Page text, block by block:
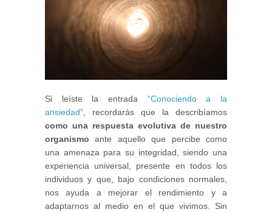
Si leíste la entrada “Conociendo a la
ansiedad”, recordarás que la describíamos
como una respuesta evolutiva de nuestro
organismo ante aquello que percibe como
una amenaza para su integridad, siendo una
experiencia universal, presente en todos los
individuos y que, bajo condiciones normales,
nos ayuda a mejorar el rendimiento y a
adaptarnos al medio en el que vivimos. Sin